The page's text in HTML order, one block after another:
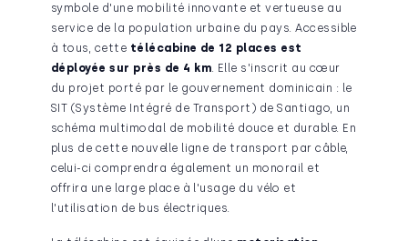
symbole d'une mobilité innovante et vertueuse au
ser­vice de la population urbaine du pays. Accessible
à tous, cette télécabine de 12 places est
déployée sur près de 4 km . Elle s'inscrit au cœur
du projet porté par le gouvernement dominicain : le
SIT (Système Intégré de Transport) de Santiago, un
schéma multimodal de mobilité douce et durable. En
plus de cette nouvelle ligne de transport par câble,
celui-ci comprendra également un monorail et
offrira une large place à l'usage du vélo et
l'utilisation de bus électriques.